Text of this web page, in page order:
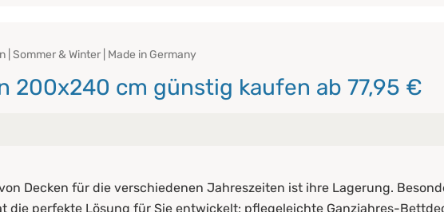
Sommer & Winter | Made in Germany
200x240 cm günstig kaufen ab 77,95 €
Bettdecke aus?
am besten für Ganzjahres-Bettdecken?
Decken für die verschiedenen Jahreszeiten ist ihre Lagerung.
die perfekte Lösung für Sie entwickelt: pflegeleichte Ganzjahres-